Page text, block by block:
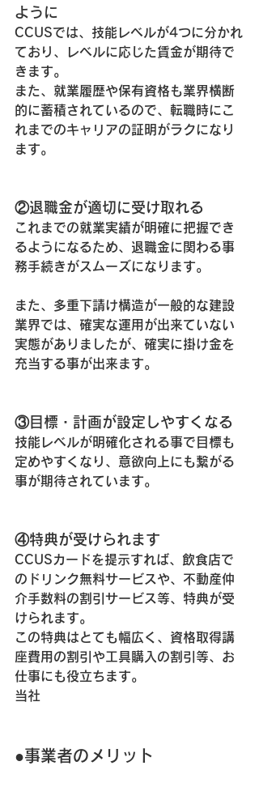
ように
CCUSでは、 技能レベルが4つに分かれ
ており 、レベルに応じた賃金が期待で
きます。
また、就業履歴や保有資格も業界横断
的に蓄積されているので、転職時にこ
れまでのキャリアの証明がラクになり
ます。
②退職金が適切に受け取れる
これまでの就業実績が明確に把握でき
るようになるため、退職金に関わる事
務手続きがスムーズになります。
また、多重下請け構造が一般的な建設
業界では、確実な運用が出来ていない
実態がありましたが、確実に掛け金を
充当する事が出来ます。
③目標・計画が設定しやすくなる
技能レベルが明確化される事で目標も
定めやすくなり、意欲向上にも繋がる
事が期待されています。
④特典が受けられます
CCUSカードを提示すれば、 飲食店で
のドリンク無料サービス や、 不動産仲
介手数料の割引サービス 等、特典が受
けられます。
この特典はとても幅広く、資格取得講
座費用の割引や工具購入の割引等、お
仕事にも役立ちます。
当社
●事業者のメリット